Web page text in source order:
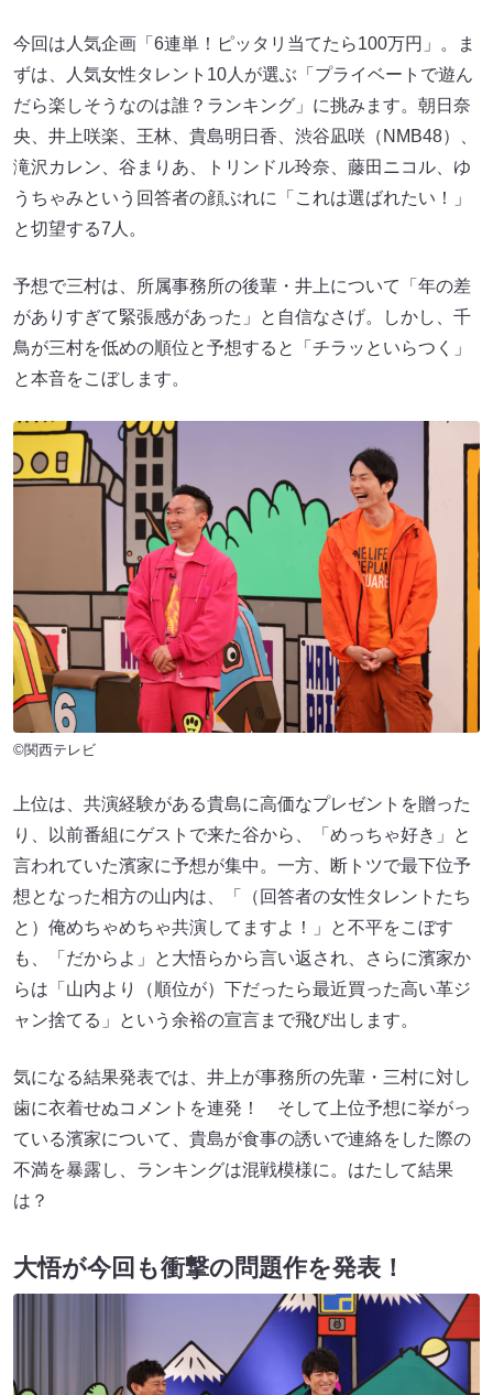
今回は人気企画「6連単！ピッタリ当てたら100万円」。ま
ずは、人気女性タレント10人が選ぶ「プライベートで遊ん
だら楽しそうなのは誰？ランキング」に挑みます。朝日奈
央、井上咲楽、王林、貴島明日香、渋谷凪咲（NMB48）、
滝沢カレン、谷まりあ、トリンドル玲奈、藤田ニコル、ゆ
うちゃみという回答者の顔ぶれに「これは選ばれたい！」
と切望する7人。
予想で三村は、所属事務所の後輩・井上について「年の差
がありすぎて緊張感があった」と自信なさげ。しかし、千
鳥が三村を低めの順位と予想すると「チラッといらつく」
と本音をこぼします。
©関西テレビ
上位は、共演経験がある貴島に高価なプレゼントを贈った
り、以前番組にゲストで来た谷から、「めっちゃ好き」と
言われていた濱家に予想が集中。一方、断トツで最下位予
想となった相方の山内は、「（回答者の女性タレントたち
と）俺めちゃめちゃ共演してますよ！」と不平をこぼす
も、「だからよ」と大悟らから言い返され、さらに濱家か
らは「山内より（順位が）下だったら最近買った高い革ジ
ャン捨てる」という余裕の宣言まで飛び出します。
気になる結果発表では、井上が事務所の先輩・三村に対し
歯に衣着せぬコメントを連発！ そして上位予想に挙がっ
ている濱家について、貴島が食事の誘いで連絡をした際の
不満を暴露し、ランキングは混戦模様に。はたして結果
は？
大悟が今回も衝撃の問題作を発表！